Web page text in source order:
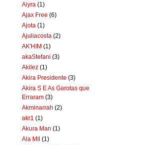
Aiyra (1)
Ajax Free (6)
Ajota (1)
Ajuliacosta (2)
AK'HIM (1)
akaStefani (3)
Akilez (1)
Akira Presidente (3)
Akira S E As Garotas que
Erraram (3)
Akminarrah (2)
akr1 (1)
Akura Man (1)
Ala Mil (1)